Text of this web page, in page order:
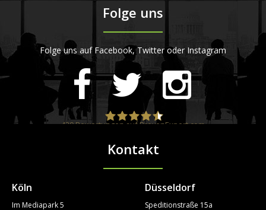
Folge uns
Folge uns auf Facebook, Twitter oder Instagram
STARTPLATZ
420Bewertungen auf ProvenExpert.com
Kontakt
Köln
Im Mediapark 5
Düsseldorf
Speditionstraße 15a